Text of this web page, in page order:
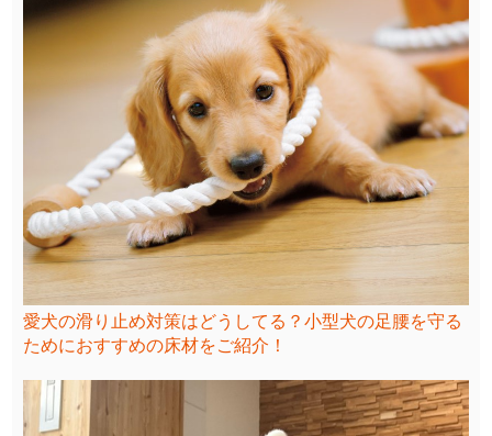
愛犬の滑り止め対策はどうしてる？小型犬の足腰を守る
ためにおすすめの床材をご紹介！